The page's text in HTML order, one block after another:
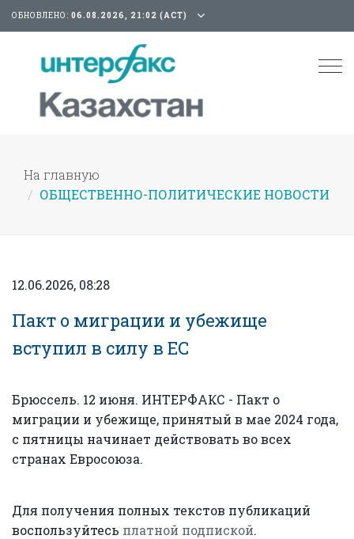
ОБНОВЛЕНО: 06.08.2026, 21:02 (АСТ)
На главную
ОБЩЕСТВЕННО-ПОЛИТИЧЕСКИЕ НОВОСТИ
12.06.2026, 08:28
Пакт о миграции и убежище
вступил в силу в ЕС
Брюссель. 12 июня. ИНТЕРФАКС - Пакт о
миграции и убежище, принятый в мае 2024 года,
с пятницы начинает действовать во всех
странах Евросоюза.
Для получения полных текстов публикаций
воспользуйтесь платной подпиской.